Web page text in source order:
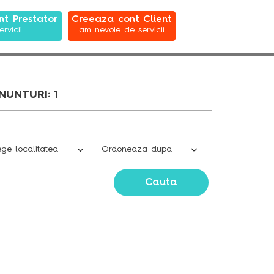
Prestator Creeaza cont Client
am nevoie de servicii
1
Cauta